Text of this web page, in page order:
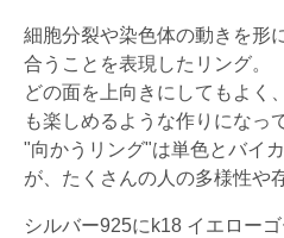
細胞分裂や染色体の動きを形
合うことを表現したリング。
どの面を上向きにしてもよく
も楽しめるような作りになっ
"向かうリング"は単色とバイ
が、たくさんの人の多様性や
シルバー925にk18 イエロー